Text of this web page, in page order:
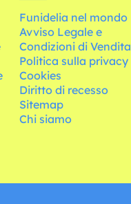
Funidelia nel mondo
Avviso Legale e
Condizioni di Vendita
Politica sulla privacy
Cookies
Diritto di recesso
Sitemap
Chi siamo